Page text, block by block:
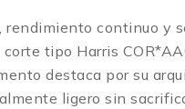
continuo y
tipo Harris
destaca por su
ligero sin